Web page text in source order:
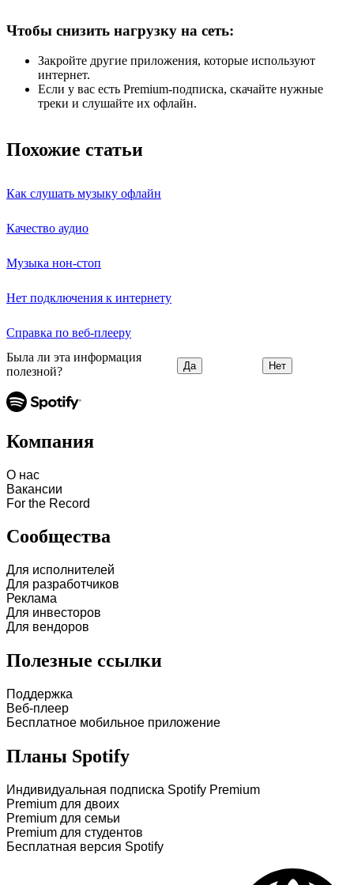
Чтобы снизить нагрузку на сеть:
Закройте другие приложения, которые используют
интернет.
Если у вас есть Premium-подписка, скачайте нужные
треки и слушайте их офлайн.
Похожие статьи
Как слушать музыку офлайн
Качество аудио
Музыка нон-стоп
Нет подключения к интернету
Справка по веб-плееру
Была ли эта информация
полезной?
Да Нет
Компания
О нас
Вакансии
For the Record
Сообщества
Для исполнителей
Для разработчиков
Реклама
Для инвесторов
Для вендоров
Полезные ссылки
Поддержка
Веб-плеер
Бесплатное мобильное приложение
Планы Spotify
Индивидуальная подписка Spotify Premium
Premium для двоих
Premium для семьи
Premium для студентов
Бесплатная версия Spotify